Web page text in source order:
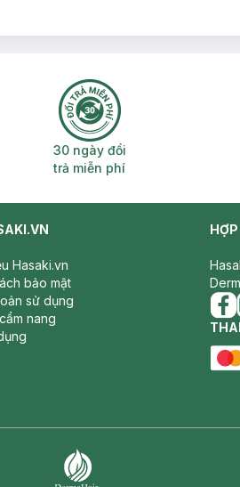
30 ngày đổi trả miễn
30 ngày đổi
trả miễn phí
Hasaki.vn
bảo mật
sử dụng
nang